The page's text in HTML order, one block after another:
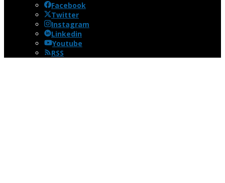
Facebook
Twitter
Instagram
Linkedin
Youtube
RSS